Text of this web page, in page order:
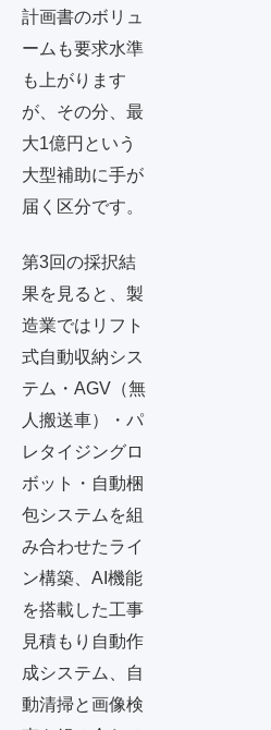
計画書のボリュ
ームも要求水準
も上がります
が、その分、最
大1億円という
大型補助に手が
届く区分です。
第3回の採択結
果を見ると、製
造業ではリフト
式自動収納シス
テム・AGV（無
人搬送車）・パ
レタイジングロ
ボット・自動梱
包システムを組
み合わせたライ
ン構築、AI機能
を搭載した工事
見積もり自動作
成システム、自
動清掃と画像検